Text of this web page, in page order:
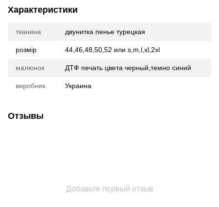
Характеристики
тканина двунитка пенье турецкая
розмір 44,46,48,50,52 или s,m,l,xl,2xl
малюнок ДТФ печать цвета черный,темно синий
виробник Украина
Отзывы
Добавьте первый отзыв